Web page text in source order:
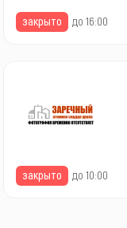
закрыто до 16:00
закрыто до 10:00